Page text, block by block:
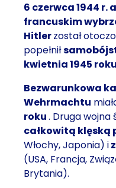
6 czerwca 1944
francuskim
Hitlerzostał
popełnił
kwietnia 1945 roku
Bezwarunkowa
Wehrmachtu
roku. Druga wojna
całkowitą klęską
Włochy, Japonia) i
(USA, Francja,
Brytania).